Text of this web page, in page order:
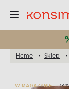
Home Sklep
W MAGAZYNIE -14%